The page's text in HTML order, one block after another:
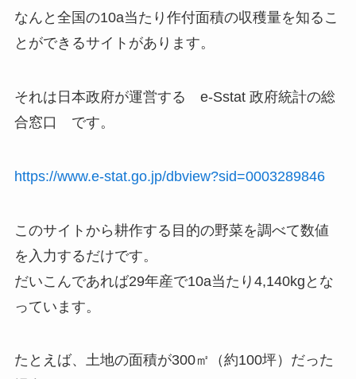
なんと全国の10a当たり作付面積の収穫量を知るこ
とができるサイトがあります。
それは日本政府が運営する e-Sstat 政府統計の総
合窓口 です。
https://www.e-stat.go.jp/dbview?sid=0003289846
このサイトから耕作する目的の野菜を調べて数値
を入力するだけです。
だいこんであれば29年産で10a当たり4,140kgとな
っています。
たとえば、土地の面積が300㎡（約100坪）だった